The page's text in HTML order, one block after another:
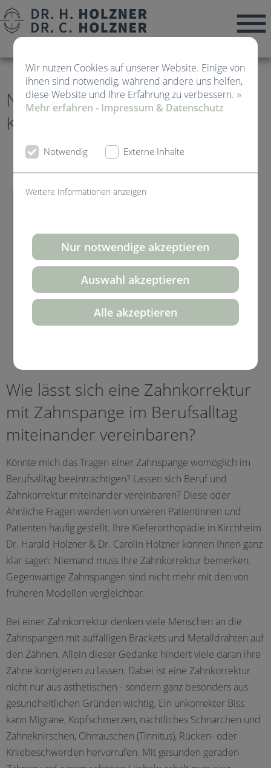
Wir nutzen Cookies auf unserer Website. Einige von
ihnen sind notwendig, während andere uns helfen,
diese Website und Ihre Erfahrung zu verbessern. »
Mehr erfahren - Impressum & Datenschutz
Notwendig Externe Inhalte
Weitere Informationen anzeigen
Nur notwendige akzeptieren
Auswahl akzeptieren
Alle akzeptieren
News von Kieferorthopädie
Kirchheim Teck
Wie lässt sich eine Zahnkorrektur
mit Zahnspange im Berufsalltag
miteinander vereinbaren?
Könnte mich das Tragen einer Zahnspange womöglich im
Berufsalltag beeinträchtigen? Lassen sich Beruf und
Zahnkorrektur miteinander vereinbaren? Diese oder
Ähnliche Fragen werden von unseren Patientinnen und
Patienten häufig gestellt. Ihre Kieferorthopädie in Kirchheim
Dr. Harald Holzner & Dr. Carolin Holzner können Ihnen ganz
klar sagen: Niemand muss Ihre Zahnkorrektur bemerken.
Gegenwärtige Zahnspangen sind nicht mehr mit den von
früheren Modellen vergleichbar.
Bei einer Zahnkorrektur denken viele Menschen an die
Zahnspangen mit auffälligen Brackets und Metalldrähten auf
den Zähnen. Allein dieser Gedanke hindert viele daran ihre
Zähne korrigieren zu lassen. Dabei ist eine Zahnkorrektur
nicht nur aus ästhetischen - sondern ganz besonders aus
gesundheitlichen Gründen wichtig. Ein unkorrekter Biss
kann Migräne, Kopfschmerzen, nächtliches Schnarchen und
Zähneknirschen, Ohrrauschen (Tinnitus), Rücken- oder
Kniebeschwerden hervorrufen. Mit gesunden geraden